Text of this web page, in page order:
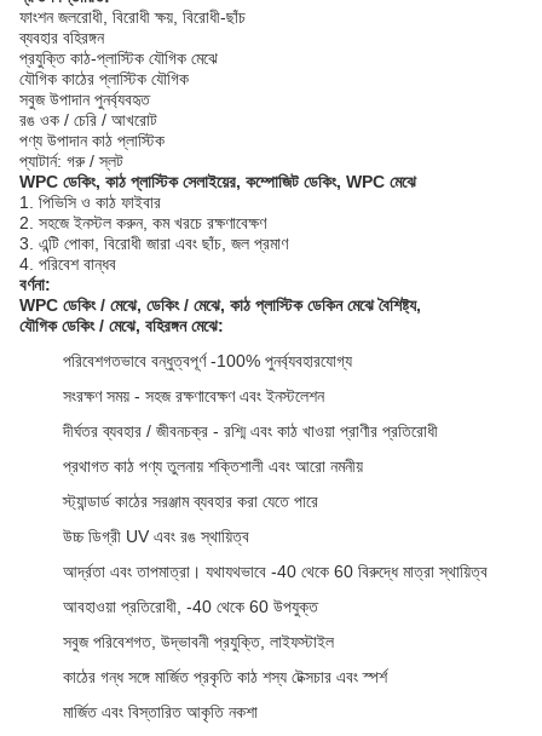
ফাংশন জলরোধী, বিরোধী ক্ষয়, বিরোধী-ছাঁচ
ব্যবহার বহিরঙ্গন
প্রযুক্তি কাঠ-প্লাস্টিক যৌগিক মেঝে
যৌগিক কাঠের প্লাস্টিক যৌগিক
সবুজ উপাদান পুনর্ব্যবহৃত
রঙ ওক / চেরি / আখরোট
পণ্য উপাদান কাঠ প্লাস্টিক
প্যাটার্ন: গরু / স্লট
WPC ডেকিং, কাঠ প্লাস্টিক সেলাইয়ের, কম্পোজিট ডেকিং, WPC মেঝে
1. পিভিসি ও কাঠ ফাইবার
2. সহজে ইনস্টল করুন, কম খরচে রক্ষণাবেক্ষণ
3. এন্টি পোকা, বিরোধী জারা এবং ছাঁচ, জল প্রমাণ
4. পরিবেশ বান্ধব
বর্ণনা:
WPC ডেকিং / মেঝে, ডেকিং / মেঝে, কাঠ প্লাস্টিক ডেকিন মেঝে বৈশিষ্ট্য,
যৌগিক ডেকিং / মেঝে, বহিরঙ্গন মেঝে:
পরিবেশগতভাবে বন্ধুত্বপূর্ণ -100% পুনর্ব্যবহারযোগ্য
সংরক্ষণ সময় - সহজ রক্ষণাবেক্ষণ এবং ইনস্টলেশন
দীর্ঘতর ব্যবহার / জীবনচক্র - রশ্মি এবং কাঠ খাওয়া প্রাণীর প্রতিরোধী
প্রথাগত কাঠ পণ্য তুলনায় শক্তিশালী এবং আরো নমনীয়
স্ট্যান্ডার্ড কাঠের সরঞ্জাম ব্যবহার করা যেতে পারে
উচ্চ ডিগ্রী UV এবং রঙ স্থায়িত্ব
আর্দ্রতা এবং তাপমাত্রা। যথাযথভাবে -40 থেকে 60 বিরুদ্ধে মাত্রা স্থায়িত্ব
আবহাওয়া প্রতিরোধী, -40 থেকে 60 উপযুক্ত
সবুজ পরিবেশগত, উদ্ভাবনী প্রযুক্তি, লাইফস্টাইল
কাঠের গন্ধ সঙ্গে মার্জিত প্রকৃতি কাঠ শস্য টেক্সচার এবং স্পর্শ
মার্জিত এবং বিস্তারিত আকৃতি নকশা